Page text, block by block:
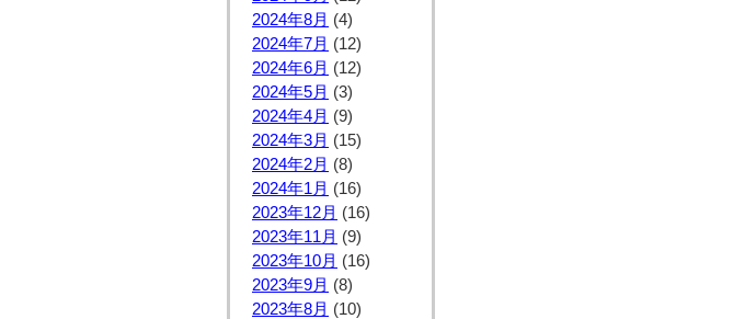
2024年8月 (4)
2024年7月 (12)
2024年6月 (12)
2024年5月 (3)
2024年4月 (9)
2024年3月 (15)
2024年2月 (8)
2024年1月 (16)
2023年12月 (16)
2023年11月 (9)
2023年10月 (16)
2023年9月 (8)
2023年8月 (10)